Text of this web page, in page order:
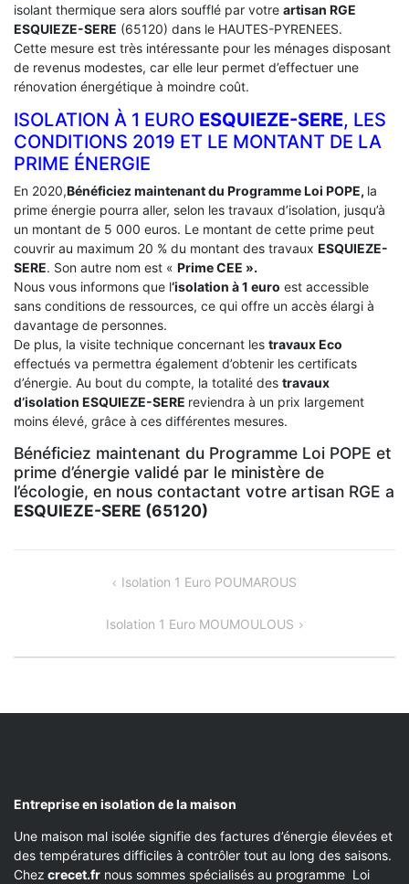
isolant thermique sera alors soufflé par votre artisan RGE
ESQUIEZE-SERE (65120) dans le HAUTES-PYRENEES.
Cette mesure est très intéressante pour les ménages disposant
de revenus modestes, car elle leur permet d’effectuer une
rénovation énergétique à moindre coût.
ISOLATION À 1 EURO ESQUIEZE-SERE, LES
CONDITIONS 2019 ET LE MONTANT DE LA
PRIME ÉNERGIE
En 2020,Bénéficiez maintenant du Programme Loi POPE, la
prime énergie pourra aller, selon les travaux d’isolation, jusqu’à
un montant de 5 000 euros. Le montant de cette prime peut
couvrir au maximum 20 % du montant des travaux ESQUIEZE-
SERE. Son autre nom est « Prime CEE ».
Nous vous informons que l‘isolation à 1 euro est accessible
sans conditions de ressources, ce qui offre un accès élargi à
davantage de personnes.
De plus, la visite technique concernant les travaux Eco
effectués va permettra également d’obtenir les certificats
d’énergie. Au bout du compte, la totalité des travaux
d’isolation ESQUIEZE-SERE reviendra à un prix largement
moins élevé, grâce à ces différentes mesures.
Bénéficiez maintenant du Programme Loi POPE et
prime d’énergie validé par le ministère de
l’écologie, en nous contactant votre artisan RGE a
ESQUIEZE-SERE (65120)
NAVIGATIONIsolation 1 Euro POUMAROUS
Isolation 1 Euro MOUMOULOUS
Entreprise en isolation de la maison
Une maison mal isolée signifie des factures d’énergie élevées et
des températures difficiles à contrôler tout au long des saisons.
Chez crecet.fr nous sommes spécialisés au programme Loi